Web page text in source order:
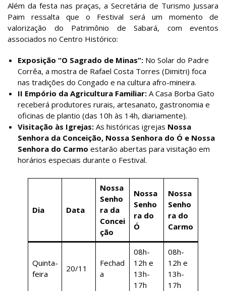
Além da festa nas praças, a Secretária de Turismo Jussara
Paim ressalta que o Festival será um momento de
valorização do Patrimônio de Sabará, com eventos
associados no Centro Histórico:
Exposição “O Sagrado de Minas”: No Solar do Padre
Corrêa, a mostra de Rafael Costa Torres (Dimitri) foca
nas tradições do Congado e na cultura afro-mineira.
II Empório da Agricultura Familiar: A Casa Borba Gato
receberá produtores rurais, artesanato, gastronomia e
oficinas de plantio (das 10h às 14h, diariamente).
Visitação às Igrejas: As históricas igrejas Nossa
Senhora da Conceição, Nossa Senhora do Ó e Nossa
Senhora do Carmo estarão abertas para visitação em
horários especiais durante o Festival.
Dia Data
Nossa
Senho
ra da
Concei
ção
Nossa
Senho
ra do
Ó
Nossa
Senho
ra do
Carmo
Quinta-
feira
20/11
Fechad
a
08h-
12h e
13h-
17h
08h-
12h e
13h-
17h